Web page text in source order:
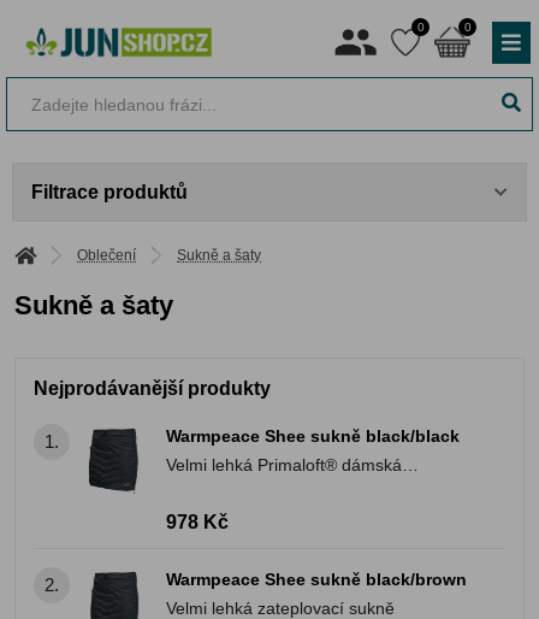
0 0
Filtrace produktů
Oblečení Sukně a šaty
Sukně a šaty
Nejprodávanější produkty
1.
Warmpeace Shee sukně black/black
Velmi lehká Primaloft® dámská
978 Kč
2.
Warmpeace Shee sukně black/brown
Velmi lehká zateplovací sukně